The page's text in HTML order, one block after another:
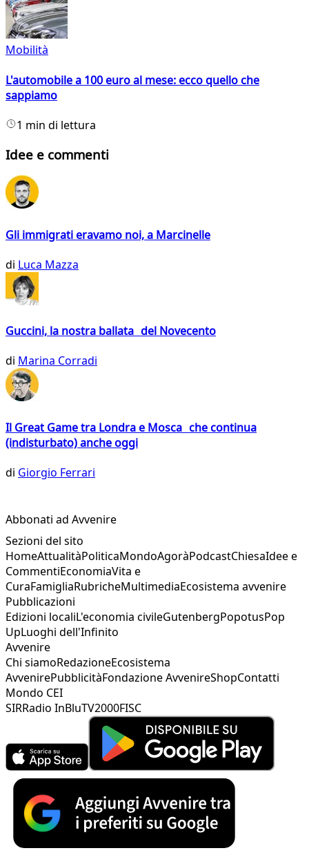
Mobilità
L'automobile a 100 euro al mese: ecco quello che
sappiamo
1 min di lettura
Idee e commenti
Gli immigrati eravamo noi, a Marcinelle
di Luca Mazza
Guccini, la nostra ballata del Novecento
di Marina Corradi
Il Great Game tra Londra e Mosca che continua
(indisturbato) anche oggi
di Giorgio Ferrari
Abbonati ad Avvenire
Sezioni del sito
HomeAttualitàPoliticaMondoAgoràPodcastChiesaIdee e
CommentiEconomiaVita e
CuraFamigliaRubricheMultimediaEcosistema avvenire
Pubblicazioni
Edizioni localiL'economia civileGutenbergPopotusPop
UpLuoghi dell'Infinito
Avvenire
Chi siamoRedazioneEcosistema
AvvenirePubblicitàFondazione AvvenireShopContatti
Mondo CEI
SIRRadio InBluTV2000FISC